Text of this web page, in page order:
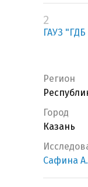
2
ГАУЗ
Регион
Город
Казань
Сафина